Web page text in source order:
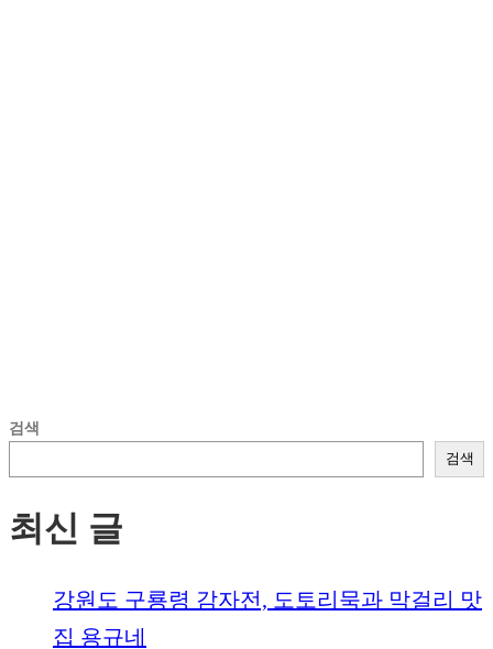
검색
검색
최신 글
강원도 구룡령 감자전, 도토리묵과 막걸리 맛
집 용규네